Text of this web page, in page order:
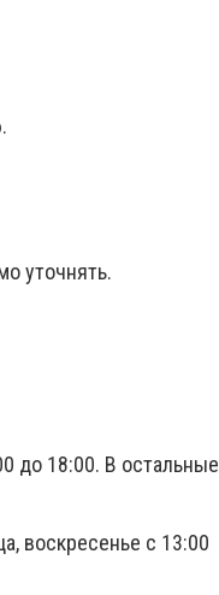
уточнять.
до 18:00. В остальные
воскресенье с 13:00